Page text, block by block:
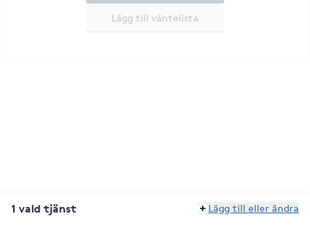
Lägg till väntelista
1 vald tjänst Lägg till eller ändra